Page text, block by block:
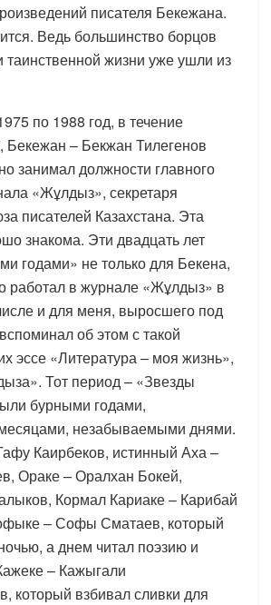
писателя Бекежана.
Ведь большинство борцов
таинственной жизни уже ушли из
по 1988 год, в течение
Бекежан – Бекжан Тилегенов
занимал должности главного
«Жұлдыз», секретаря
писателей Казахстана. Эта
знакома. Эти двадцать лет
годами» не только для Бекена,
работал в журнале «Жұлдыз» в
и для меня, выросшего под
об этом с такой
эссе «Литература – моя жизнь»,
Тот период – «Звезды
бурными годами,
незабываемыми днями.
Каирбеков, истинный Аха –
Ораке – Оралхан Бокей,
Кормал Кариаке – Карибай
– Софы Сматаев, который
а днем читал поэзию и
– Кажыгали
который взбивал сливки для